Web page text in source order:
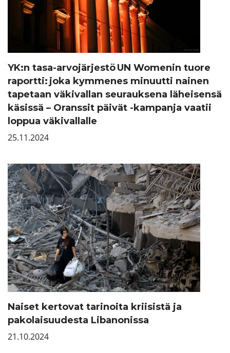
YK:n tasa-arvojärjestö UN Womenin tuore
raportti: joka kymmenes minuutti nainen
tapetaan väkivallan seurauksena läheisensä
käsissä – Oranssit päivät -kampanja vaatii
loppua väkivallalle
25.11.2024
Naiset kertovat tarinoita kriisistä ja
pakolaisuudesta Libanonissa
21.10.2024